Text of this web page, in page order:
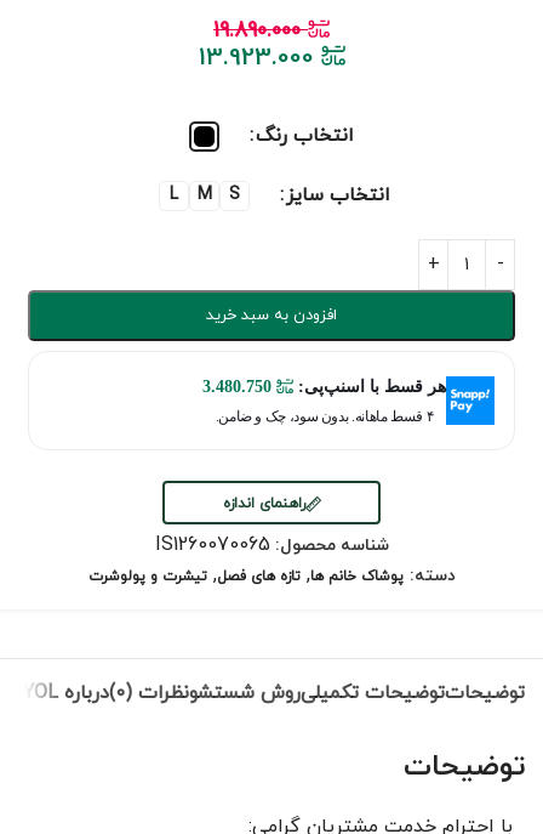
19.890.000
13.923.000
انتخاب رنگ
انتخاب سایز S
M
L
افزودن به سبد خرید
هر قسط با اسنپ‌پی: 3.480.750
۴ قسط ماهانه. بدون سود، چک و ضامن.
راهنمای اندازه
شناسه محصول: IS1260070065
دسته: پوشاک خانم ها, تازه های فصل, تیشرت و پولوشرت
توضیحاتتوضیحات تکمیلیروش شستشونظرات (0) درباره IPEKYOL
توضیحات
با احترام خدمت مشتریان گرامی: